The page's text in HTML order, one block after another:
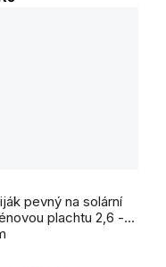
pevný na solární
plachtu 2,6 -